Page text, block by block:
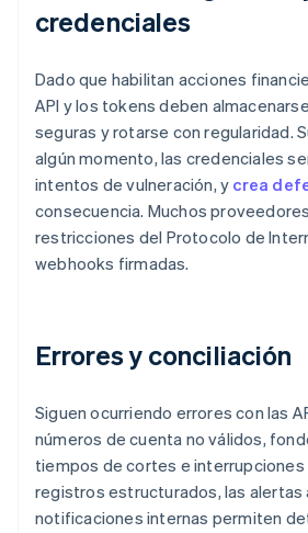
credenciales
Dado que habilitan acciones
API y los tokens deben
seguras y rotarse con regularidad.
algún momento, las credenciales
intentos de vulneración, y crea
consecuencia. Muchos
restricciones del Protocolo de
webhooks firmadas.
Errores y conciliación
Siguen ocurriendo errores con las
números de cuenta no válidos,
tiempos de cortes e interrupciones
registros estructurados, las alertas
notificaciones internas permiten